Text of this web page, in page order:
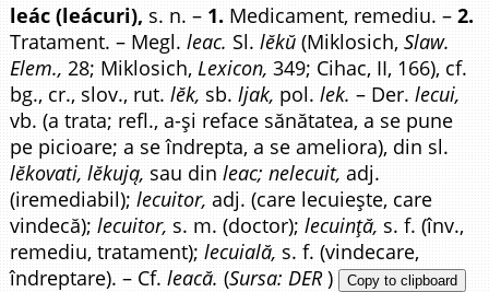
leác (leácuri), s. n. – 1. Medicament, remediu. –2.
Tratament. – Megl.leac. Sl.lĕkŭ (Miklosich,Slaw.
Elem., 28; Miklosich,Lexicon, 349; Cihac, II, 166), cf.
bg., cr., slov., rut.lĕk, sb.ljak, pol.lek. – Der.lecui,
vb. (a trata; refl., a-și reface sănătatea, a se pune
pe picioare; a se îndrepta, a se ameliora), din sl.
lĕkovati, lĕkują, sau dinleac; nelecuit, adj.
(iremediabil);lecuitor, adj. (care lecuiește, care
vindecă);lecuitor, s. m. (doctor);lecuință, s. f. (înv.,
remediu, tratament);lecuială, s. f. (vindecare,
îndreptare). – Cf.leacă. (Sursa: DER) Copy to clipboard